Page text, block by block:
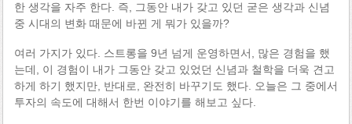
한 생각을 자주 한다. 즉, 그동안 내가 갖고 있던 굳은 생각과 신념
중 시대의 변화 때문에 바뀐 게 뭐가 있을까?
여러 가지가 있다. 스트롱을 9년 넘게 운영하면서, 많은 경험을 했
는데, 이 경험이 내가 그동안 갖고 있었던 신념과 철학을 더욱 견고
하게 하기 했지만, 반대로, 완전히 바꾸기도 했다. 오늘은 그 중에서
투자의 속도에 대해서 한번 이야기를 해보고 싶다.